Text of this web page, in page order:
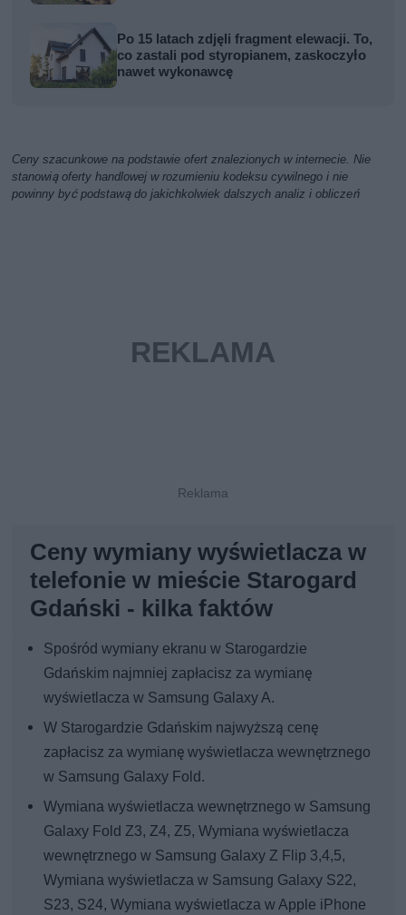
Po 15 latach zdjęli fragment elewacji. To,
co zastali pod styropianem, zaskoczyło
nawet wykonawcę
Ceny szacunkowe na podstawie ofert znalezionych w internecie. Nie
stanowią oferty handlowej w rozumieniu kodeksu cywilnego i nie
powinny być podstawą do jakichkolwiek dalszych analiz i obliczeń
Ceny wymiany wyświetlacza w
telefonie w mieście Starogard
Gdański - kilka faktów
Spośród wymiany ekranu w Starogardzie
Gdańskim najmniej zapłacisz za wymianę
wyświetlacza w Samsung Galaxy A.
W Starogardzie Gdańskim najwyższą cenę
zapłacisz za wymianę wyświetlacza wewnętrznego
w Samsung Galaxy Fold.
Wymiana wyświetlacza wewnętrznego w Samsung
Galaxy Fold Z3, Z4, Z5, Wymiana wyświetlacza
wewnętrznego w Samsung Galaxy Z Flip 3,4,5,
Wymiana wyświetlacza w Samsung Galaxy S22,
S23, S24, Wymiana wyświetlacza w Apple iPhone